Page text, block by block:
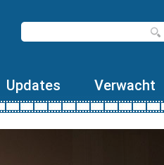
Updates Verwacht